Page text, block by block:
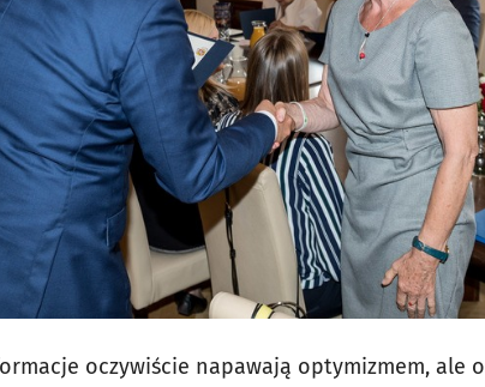
oczywiście napawają optymizmem, ale